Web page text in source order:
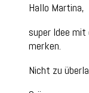
Hallo Martina,
super Idee
merken.
Nicht zu